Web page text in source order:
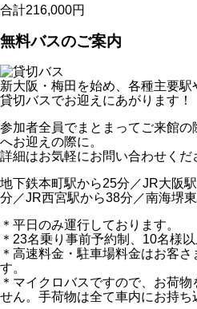
合計216,000円
無料バスのご案内
新大阪・梅田を始め、各種主要駅
貸切バスでお迎えにあがります！
参加者全員でまとまってご来館
へお迎えの際に。
詳細はお気軽にお問い合わせくだ
地下鉄本町駅から25分／JR大阪
分／JR西宮駅から38分／南海堺
＊平日のみ運行しております。
＊23名乗り事前予約制、10名様以
＊高速料金・駐車場料金はお客
す。
＊マイクロバスですので、お荷
せん。手荷物は全て車内にお持ち